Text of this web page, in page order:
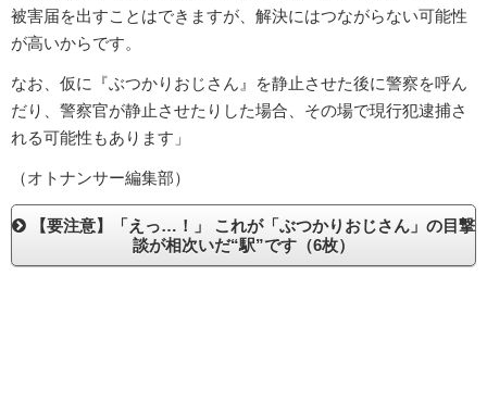
被害届を出すことはできますが、解決にはつながらない可能性
が高いからです。
なお、仮に『ぶつかりおじさん』を静止させた後に警察を呼ん
だり、警察官が静止させたりした場合、その場で現行犯逮捕さ
れる可能性もあります」
（オトナンサー編集部）
【要注意】「えっ…！」 これが「ぶつかりおじさん」の目撃
談が相次いだ“駅”です（6枚）